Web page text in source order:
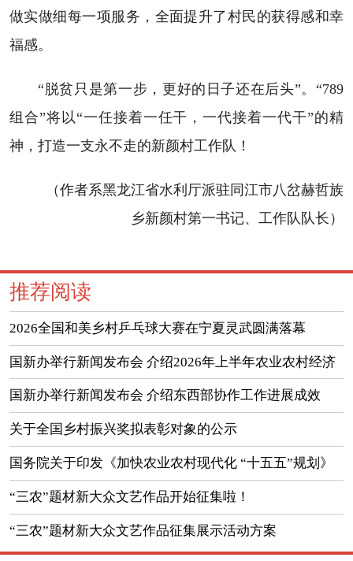
做实做细每一项服务，全面提升了村民的获得感和幸
福感。
“脱贫只是第一步，更好的日子还在后头”。“789
组合”将以“一任接着一任干，一代接着一代干”的精
神，打造一支永不走的新颜村工作队！
（作者系黑龙江省水利厅派驻同江市八岔赫哲族
乡新颜村第一书记、工作队队长）
推荐阅读
2026全国和美乡村乒乓球大赛在宁夏灵武圆满落幕
国新办举行新闻发布会 介绍2026年上半年农业农村经济
运行情况
国新办举行新闻发布会 介绍东西部协作工作进展成效
（实录）
关于全国乡村振兴奖拟表彰对象的公示
国务院关于印发《加快农业农村现代化 “十五五”规划》
的通知
“三农”题材新大众文艺作品开始征集啦！
“三农”题材新大众文艺作品征集展示活动方案